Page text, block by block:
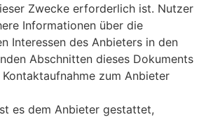
Zwecke erforderlich ist. Nutzer
Informationen über die
Interessen des Anbieters in den
Abschnitten dieses Dokuments
zum Anbieter
es dem Anbieter gestattet,